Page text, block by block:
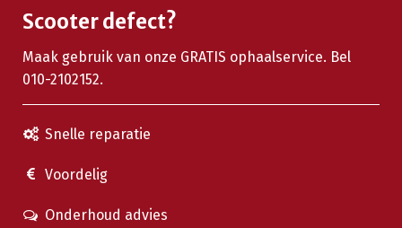
Scooter defect?
Maak gebruik van onze GRATIS ophaalservice. Bel
010-2102152.
Snelle reparatie
Voordelig
Onderhoud advies